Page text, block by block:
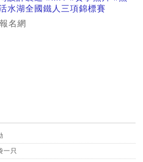
水湖全國鐵人三項錦標賽
名網
一只